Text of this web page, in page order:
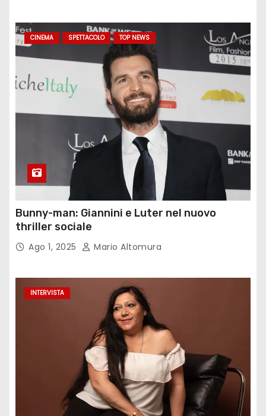
CINEMA SPETTACOLO TOP NEWS
Bunny-man: Giannini e Luter nel nuovo
thriller sociale
Ago 1, 2025 Mario Altomura
INTERVISTA